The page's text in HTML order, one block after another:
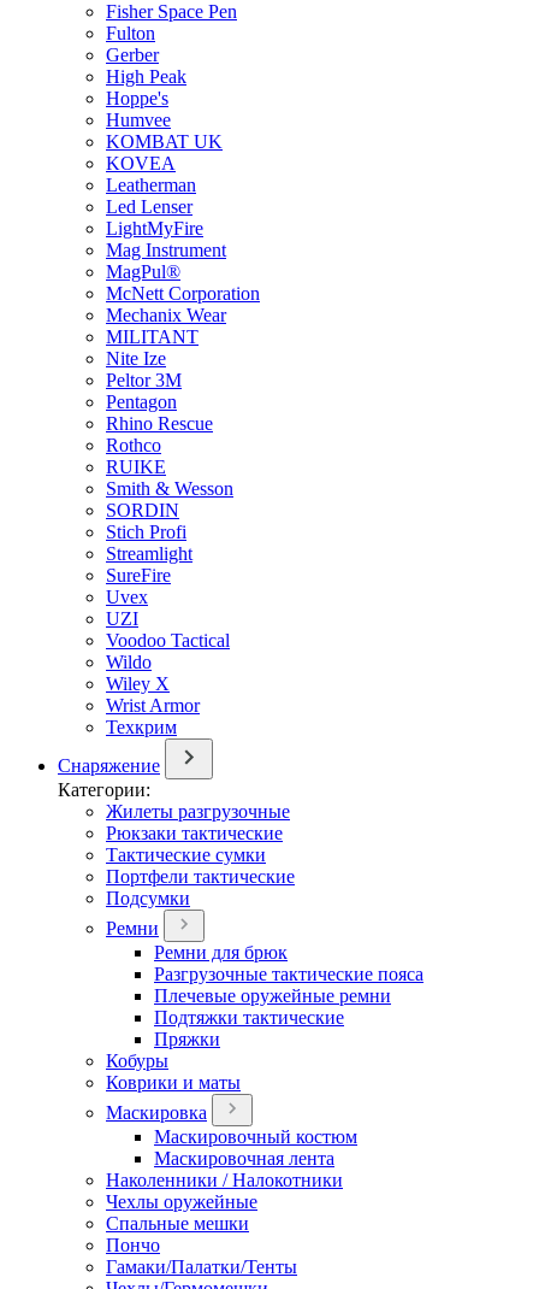
Fisher Space Pen
Fulton
Gerber
High Peak
Hoppe's
Humvee
KOMBAT UK
KOVEA
Leatherman
Led Lenser
LightMyFire
Mag Instrument
MagPul®
McNett Corporation
Mechanix Wear
MILITANT
Nite Ize
Peltor 3M
Pentagon
Rhino Rescue
Rothco
RUIKE
Smith & Wesson
SORDIN
Stich Profi
Streamlight
SureFire
Uvex
UZI
Voodoo Tactical
Wildo
Wiley X
Wrist Armor
Техкрим
Снаряжение
Категории:
Жилеты разгрузочные
Рюкзаки тактические
Тактические сумки
Портфели тактические
Подсумки
Ремни
Ремни для брюк
Разгрузочные тактические пояса
Плечевые оружейные ремни
Подтяжки тактические
Пряжки
Кобуры
Коврики и маты
Маскировка
Маскировочный костюм
Маскировочная лента
Наколенники / Налокотники
Чехлы оружейные
Спальные мешки
Пончо
Гамаки/Палатки/Тенты